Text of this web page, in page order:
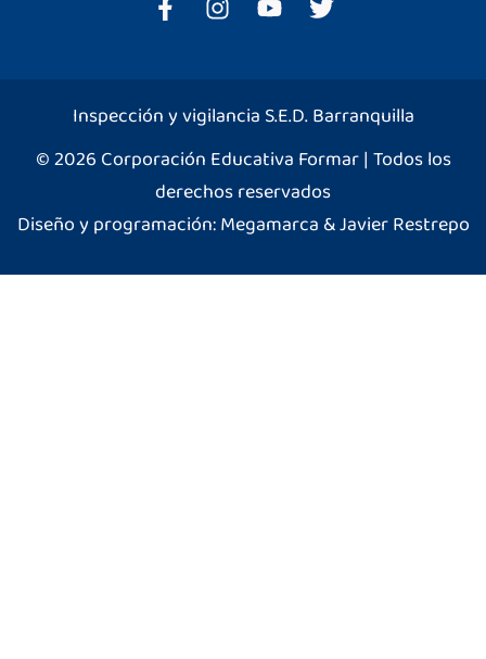
Inspección y vigilancia S.E.D. Barranquilla
© 2026 Corporación Educativa Formar | Todos los
derechos reservados
Diseño y programación: Megamarca & Javier Restrepo